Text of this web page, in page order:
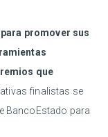
promover sus
que
finalistas se
BancoEstado para